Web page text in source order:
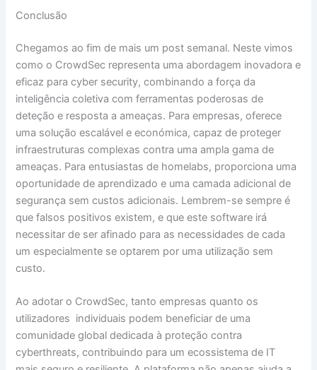
Conclusão
Chegamos ao fim de mais um post semanal. Neste vimos
como o CrowdSec representa uma abordagem inovadora e
eficaz para cyber security, combinando a força da
inteligência coletiva com ferramentas poderosas de
deteção e resposta a ameaças. Para empresas, oferece
uma solução escalável e económica, capaz de proteger
infraestruturas complexas contra uma ampla gama de
ameaças. Para entusiastas de homelabs, proporciona uma
oportunidade de aprendizado e uma camada adicional de
segurança sem custos adicionais. Lembrem-se sempre é
que falsos positivos existem, e que este software irá
necessitar de ser afinado para as necessidades de cada
um especialmente se optarem por uma utilização sem
custo.
Ao adotar o CrowdSec, tanto empresas quanto os
utilizadores individuais podem beneficiar de uma
comunidade global dedicada à proteção contra
cyberthreats, contribuindo para um ecossistema de IT